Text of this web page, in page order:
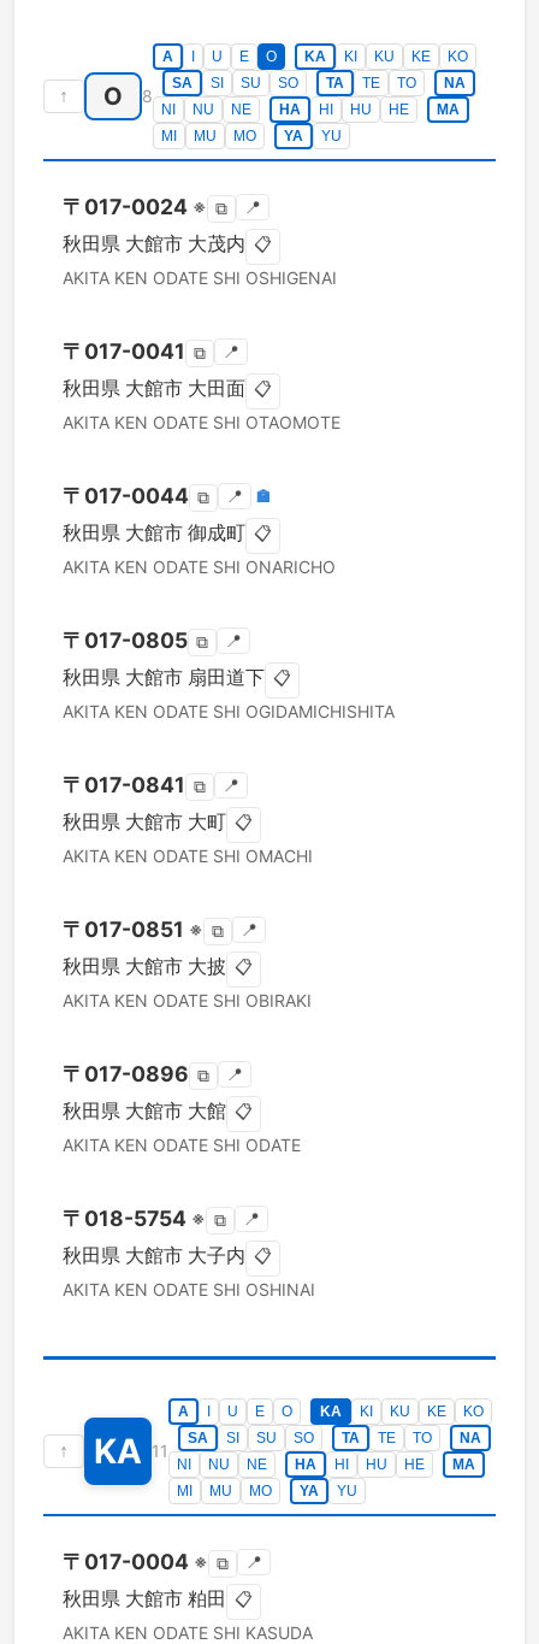
↑ O 8
A U E O KA KI KU KE
KO
SA
SI SU SO TA TE TO
NA
NI
NU NE HA HI HU HE
MA
MI
MU MO YA YU
〒 017-0024 ※ ⧉ 📍
秋田県 大館市 大茂内 📋
AKITA KEN ODATE SHI OSHIGENAI
〒 017-0041 ⧉ 📍
秋田県 大館市 大田面 📋
AKITA KEN ODATE SHI OTAOMOTE
〒 017-0044 ⧉ 📍 🏣
秋田県 大館市 御成町 📋
AKITA KEN ODATE SHI ONARICHO
〒 017-0805 ⧉ 📍
秋田県 大館市 扇田道下 📋
AKITA KEN ODATE SHI OGIDAMICHISHITA
〒 017-0841 ⧉ 📍
秋田県 大館市 大町 📋
AKITA KEN ODATE SHI OMACHI
〒 017-0851 ※ ⧉ 📍
秋田県 大館市 大披 📋
AKITA KEN ODATE SHI OBIRAKI
〒 017-0896 ⧉ 📍
秋田県 大館市 大館 📋
AKITA KEN ODATE SHI ODATE
〒 018-5754 ※ ⧉ 📍
秋田県 大館市 大子内 📋
AKITA KEN ODATE SHI OSHINAI
↑ KA 11
A U E O KA KI KU KE
KO
SA
SI SU SO TA TE TO
NA
NI
NU NE HA HI HU HE
MA
MI
MU MO YA YU
〒 017-0004 ※ ⧉ 📍
秋田県 大館市 粕田 📋
AKITA KEN ODATE SHI KASUDA